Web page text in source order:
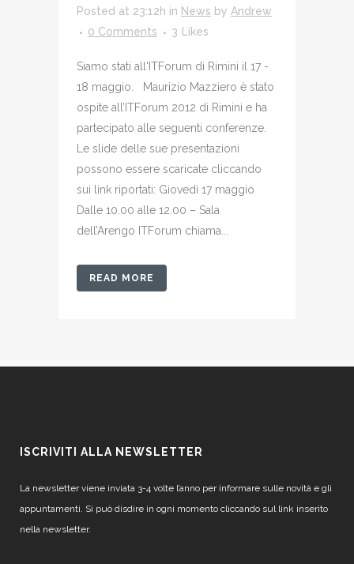
Posted at 23:12h in News by Andrew
0 Comments
3 Likes
Siamo stati all'ITForum di Rimini il 17 -
18 maggio. Maurizio Mazziero è stato
ospite all’ITForum 2012 di Rimini e ha
partecipato alle seguenti conferenze.
Le slide delle sue presentazioni
possono essere scaricate cliccando
sui link riportati: Giovedì 17 maggio
Dalle 10.00 alle 12.00 – Sala
dell’Arengo ITForum chiama...
READ MORE
ISCRIVITI ALLA NEWSLETTER
La newsletter viene inviata 3-4 volte l’anno per informare sulle novità e gli
appuntamenti. Si può disdire in ogni momento cliccando sul link inserito
nella newsletter.